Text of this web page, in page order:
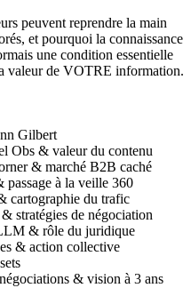
peuvent reprendre la main
et pourquoi la connaissance
une condition essentielle
valeur de VOTRE information.
Gilbert​
Obs & valeur du contenu​
& marché B2B caché​
à la veille 360​
cartographie du trafic​
stratégies de négociation​
& rôle du juridique​
& action collective​
& vision à 3 ans